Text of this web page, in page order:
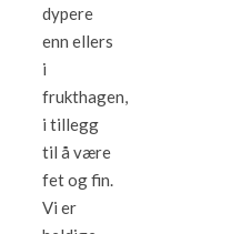
dypere
enn ellers
i
frukthagen,
i tillegg
til å være
fet og fin.
Vi er